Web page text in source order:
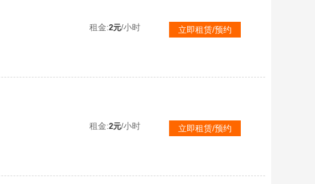
租金:2元/小时 立即租赁/预约
租金:2元/小时 立即租赁/预约